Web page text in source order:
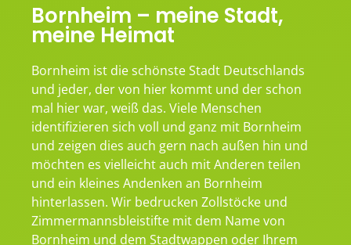
Bornheim – meine Stadt,
meine Heimat
Bornheim ist die schönste Stadt Deutschlands
und jeder, der von hier kommt und der schon
mal hier war, weiß das. Viele Menschen
identifizieren sich voll und ganz mit Bornheim
und zeigen dies auch gern nach außen hin und
möchten es vielleicht auch mit Anderen teilen
und ein kleines Andenken an Bornheim
hinterlassen. Wir bedrucken Zollstöcke und
Zimmermannsbleistifte mit dem Name von
Bornheim und dem Stadtwappen oder Ihrem